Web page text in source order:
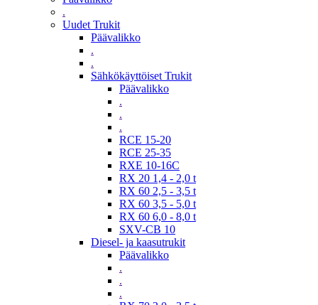
.
Uudet Trukit
Päävalikko
.
.
Sähkökäyttöiset Trukit
Päävalikko
.
.
.
RCE 15-20
RCE 25-35
RXE 10-16C
RX 20 1,4 - 2,0 t
RX 60 2,5 - 3,5 t
RX 60 3,5 - 5,0 t
RX 60 6,0 - 8,0 t
SXV-CB 10
Diesel- ja kaasutrukit
Päävalikko
.
.
.